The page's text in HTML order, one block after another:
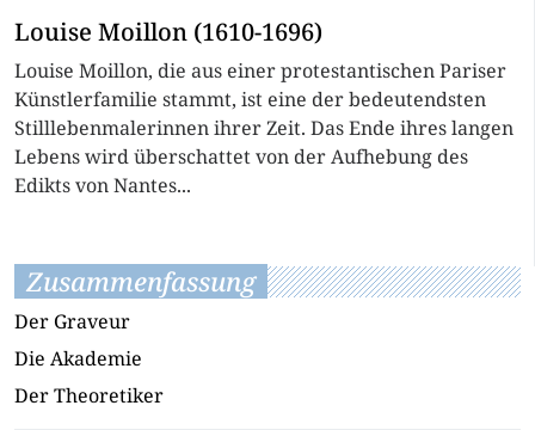
Louise Moillon (1610-1696)
Louise Moillon, die aus einer protestantischen Pariser
Künstlerfamilie stammt, ist eine der bedeutendsten
Stilllebenmalerinnen ihrer Zeit. Das Ende ihres langen
Lebens wird überschattet von der Aufhebung des
Edikts von Nantes...
Zusammenfassung
Der Graveur
Die Akademie
Der Theoretiker